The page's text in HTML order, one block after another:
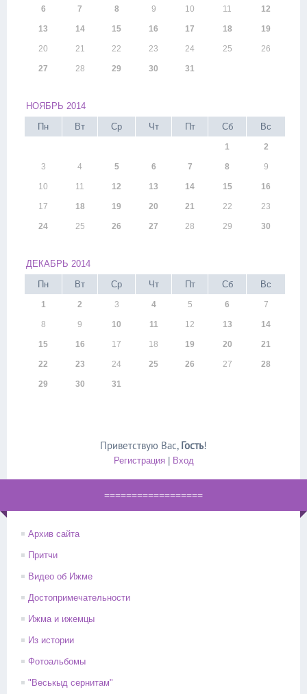
6 7 8 9 10 11 12
13 14 15 16 17 18 19
20 21 22 23 24 25 26
27 28 29 30 31
НОЯБРЬ 2014
Пн
Вт Ср Чт Пт Сб Вс
1 2
3 4 5 6 7 8 9
10 11 12 13 14 15 16
17 18 19 20 21 22 23
24 25 26 27 28 29 30
ДЕКАБРЬ 2014
Пн
Вт Ср Чт Пт Сб Вс
1 2 3 4 5 6 7
8 9 10 11 12 13 14
15 16 17 18 19 20 21
22 23 24 25 26 27 28
29 30 31
Приветствую Вас, Гость!
Регистрация| Вход
==================
Архив сайта
Притчи
Видео об Ижме
Достопримечательности
Ижма и ижемцы
Из истории
Фотоальбомы
"Веськыд сернитам"